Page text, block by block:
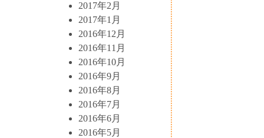
2017年2月
2017年1月
2016年12月
2016年11月
2016年10月
2016年9月
2016年8月
2016年7月
2016年6月
2016年5月